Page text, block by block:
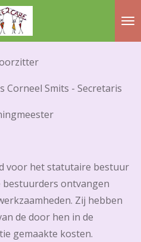
Corneel Smits - Secretaris
voor het statutaire bestuur
bestuurders ontvangen
Zij hebben
de door hen in de
gemaakte kosten.